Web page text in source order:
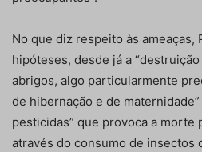
No que diz respeito às ameaças,
hipóteses, desde já a
abrigos, algo particularmente
de hibernação e de
pesticidas” que provoca a morte
através do consumo de insectos